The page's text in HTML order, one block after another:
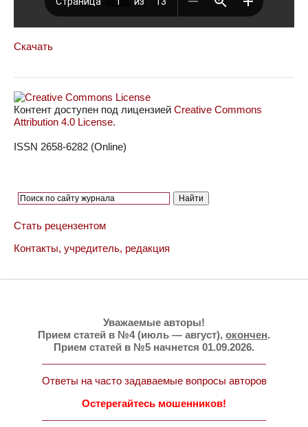
Скачать
Контент доступен под лицензией Creative Commons
Attribution 4.0 License.
ISSN 2658-6282 (Online)
Стать рецензентом
Контакты, учредитель, редакция
Уважаемые авторы!
Прием статей в №4 (июль — август), окончен.
Прием статей в №5 начнется 01.09.2026.
Ответы на часто задаваемые вопросы авторов
Остерегайтесь мошенников!